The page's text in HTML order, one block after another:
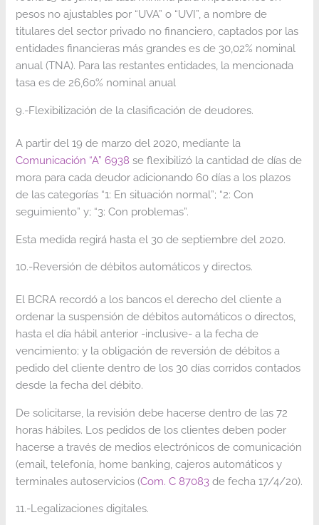
pesos no ajustables por “UVA” o “UVI”, a nombre de
titulares del sector privado no financiero, captados por las
entidades financieras más grandes es de 30,02% nominal
anual (TNA). Para las restantes entidades, la mencionada
tasa es de 26,60% nominal anual
9.-Flexibilización de la clasificación de deudores.
A partir del 19 de marzo del 2020, mediante la
Comunicación “A” 6938 se flexibilizó la cantidad de días de
mora para cada deudor adicionando 60 días a los plazos
de las categorías “1: En situación normal”; “2: Con
seguimiento” y; “3: Con problemas”.
Esta medida regirá hasta el 30 de septiembre del 2020.
10.-Reversión de débitos automáticos y directos.
El BCRA recordó a los bancos el derecho del cliente a
ordenar la suspensión de débitos automáticos o directos,
hasta el día hábil anterior -inclusive- a la fecha de
vencimiento; y la obligación de reversión de débitos a
pedido del cliente dentro de los 30 días corridos contados
desde la fecha del débito.
De solicitarse, la revisión debe hacerse dentro de las 72
horas hábiles. Los pedidos de los clientes deben poder
hacerse a través de medios electrónicos de comunicación
(email, telefonía, home banking, cajeros automáticos y
terminales autoservicios (Com. C 87083 de fecha 17/4/20).
11.-Legalizaciones digitales.